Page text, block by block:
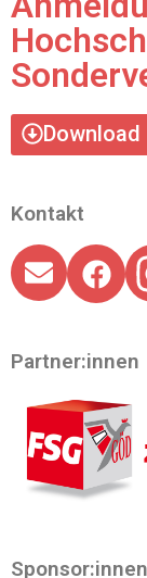
Download
Sponsor:innen
Partner:innen
Kontakt